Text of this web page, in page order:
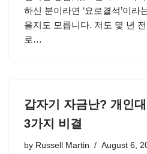
하신 분이라면 ‘요로결석’이라
을지도 모릅니다. 저도 몇 년
로…
갑자기 자금난? 개인
3가지 비결
by Russell Martin August 6,